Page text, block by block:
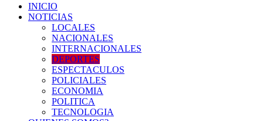
INICIO
NOTICIAS
LOCALES
NACIONALES
INTERNACIONALES
DEPORTES
ESPECTACULOS
POLICIALES
ECONOMIA
POLITICA
TECNOLOGIA